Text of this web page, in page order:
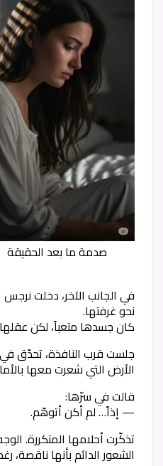
صدمة ما بعد الحقيقة
في الجانب الآخر، دخلت
نحو غرفتها.
كان جسدها متعباً، لكن
جلست قرب النافذة، تحدّق في
الأرض التي شعرت معها
قالت في سرّها:
— إذاً… لم أكن أتوهّم.
تذكّرت أحلامها المتكررة.
الشعور الدائم بأنها ناقصة،